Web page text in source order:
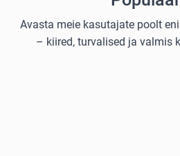
Avasta meie kasutajate poolt
– kiired, turvalised ja valmis